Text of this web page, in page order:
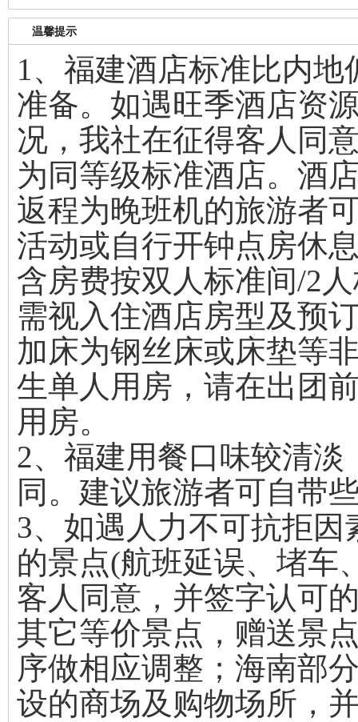
温馨提示
1、福建酒店标准比内
准备。如遇旺季酒店资
况，我社在征得客人同
为同等级标准酒店。酒
返程为晚班机的旅游者
活动或自行开钟点房休
含房费按双人标准间/2
需视入住酒店房型及预
加床为钢丝床或床垫等
生单人用房，请在出团
用房。
2、福建用餐口味较清
同。建议旅游者可自带
3、如遇人力不可抗拒
的景点(航班延误、堵车
客人同意，并签字认可
其它等价景点，赠送景
序做相应调整；海南部
设的商场及购物场所，